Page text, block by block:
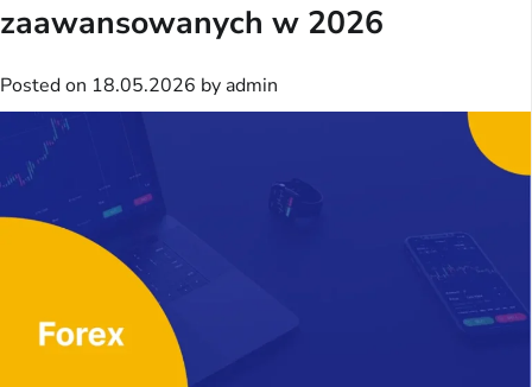
zaawansowanych w 2026
Posted on 18.05.2026 by admin